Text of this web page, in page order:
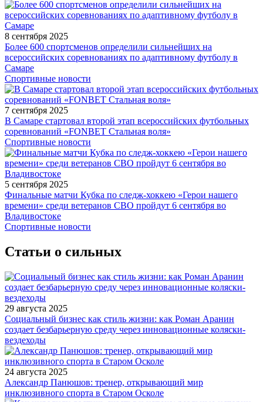
8 сентября 2025
Более 600 спортсменов определили сильнейших на
всероссийских соревнованиях по адаптивному футболу в
Самаре
Спортивные новости
7 сентября 2025
В Самаре стартовал второй этап всероссийских футбольных
соревнований «FONBET Стальная воля»
Спортивные новости
5 сентября 2025
Финальные матчи Кубка по следж-хоккею «Герои нашего
времени» среди ветеранов СВО пройдут 6 сентября во
Владивостоке
Спортивные новости
Статьи о сильных
29 августа 2025
Социальный бизнес как стиль жизни: как Роман Аранин
создает безбарьерную среду через инновационные коляски-
вездеходы
24 августа 2025
Александр Панюшов: тренер, открывающий мир
инклюзивного спорта в Старом Осколе